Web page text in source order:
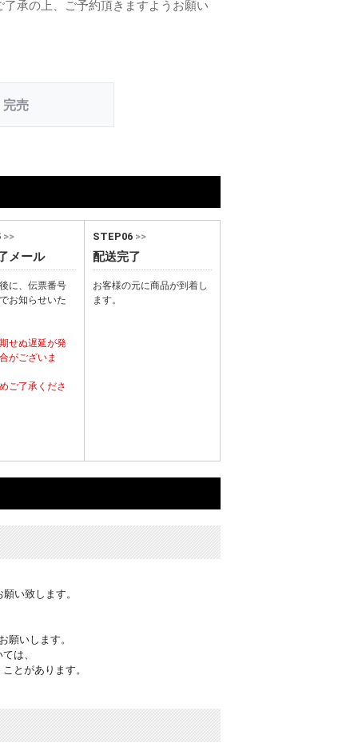
承の上、ご予約頂きますようお願い
完売
>>
メール
に、伝票番号
お知らせいた
せぬ遅延が発
がございま
ご了承くださ
STEP06 >>
配送完了
お客様の元に商品が到着し
ます。
い致します。
願いします。
は、
とがあります。